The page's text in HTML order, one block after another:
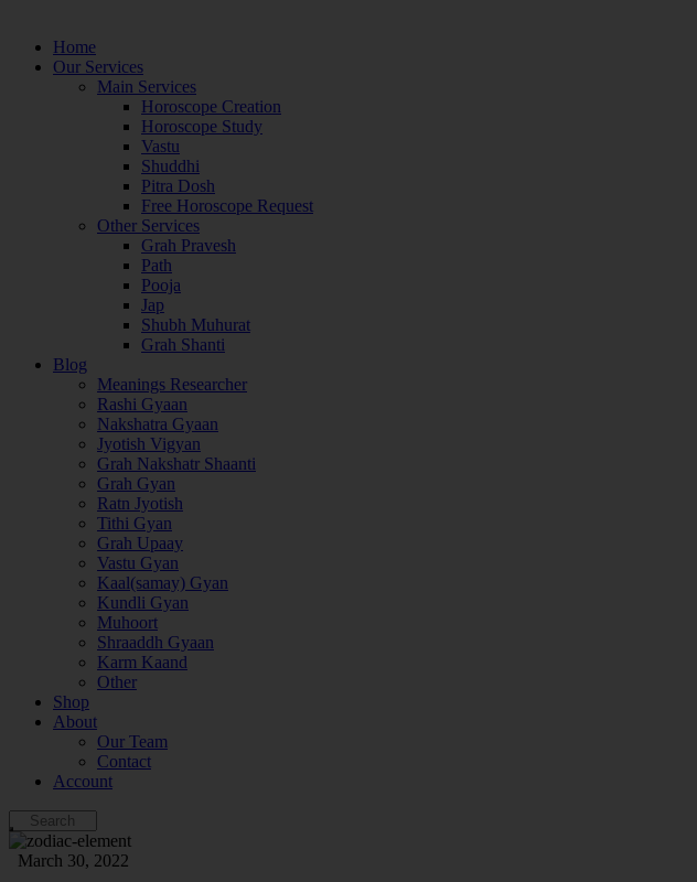
Home
Our Services
Main Services
Horoscope Creation
Horoscope Study
Vastu
Shuddhi
Pitra Dosh
Free Horoscope Request
Other Services
Grah Pravesh
Path
Pooja
Jap
Shubh Muhurat
Grah Shanti
Blog
Meanings Researcher
Rashi Gyaan
Nakshatra Gyaan
Jyotish Vigyan
Grah Nakshatr Shaanti
Grah Gyan
Ratn Jyotish
Tithi Gyan
Grah Upaay
Vastu Gyan
Kaal(samay) Gyan
Kundli Gyan
Muhoort
Shraaddh Gyaan
Karm Kaand
Other
Shop
About
Our Team
Contact
Account
March 30, 2022